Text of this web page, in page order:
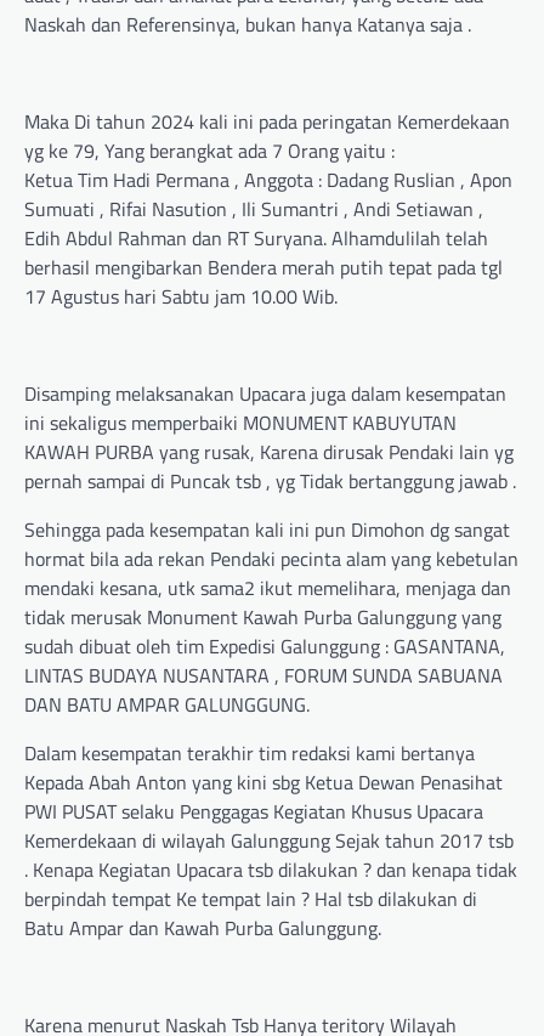
Naskah dan Referensinya, bukan hanya Katanya saja .
Maka Di tahun 2024 kali ini pada peringatan Kemerdekaan
yg ke 79, Yang berangkat ada 7 Orang yaitu :
Ketua Tim Hadi Permana , Anggota : Dadang Ruslian , Apon
Sumuati , Rifai Nasution , Ili Sumantri , Andi Setiawan ,
Edih Abdul Rahman dan RT Suryana. Alhamdulilah telah
berhasil mengibarkan Bendera merah putih tepat pada tgl
17 Agustus hari Sabtu jam 10.00 Wib.
Disamping melaksanakan Upacara juga dalam kesempatan
ini sekaligus memperbaiki MONUMENT KABUYUTAN
KAWAH PURBA yang rusak, Karena dirusak Pendaki lain yg
pernah sampai di Puncak tsb , yg Tidak bertanggung jawab .
Sehingga pada kesempatan kali ini pun Dimohon dg sangat
hormat bila ada rekan Pendaki pecinta alam yang kebetulan
mendaki kesana, utk sama2 ikut memelihara, menjaga dan
tidak merusak Monument Kawah Purba Galunggung yang
sudah dibuat oleh tim Expedisi Galunggung : GASANTANA,
LINTAS BUDAYA NUSANTARA , FORUM SUNDA SABUANA
DAN BATU AMPAR GALUNGGUNG.
Dalam kesempatan terakhir tim redaksi kami bertanya
Kepada Abah Anton yang kini sbg Ketua Dewan Penasihat
PWI PUSAT selaku Penggagas Kegiatan Khusus Upacara
Kemerdekaan di wilayah Galunggung Sejak tahun 2017 tsb
. Kenapa Kegiatan Upacara tsb dilakukan ? dan kenapa tidak
berpindah tempat Ke tempat lain ? Hal tsb dilakukan di
Batu Ampar dan Kawah Purba Galunggung.
Karena menurut Naskah Tsb Hanya teritory Wilayah